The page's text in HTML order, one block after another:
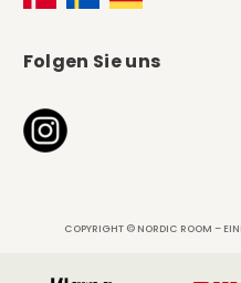
Folgen Sie uns
COPYRIGHT © NORDIC ROOM –